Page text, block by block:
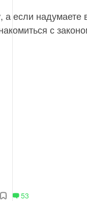
а если надумаете
с
53